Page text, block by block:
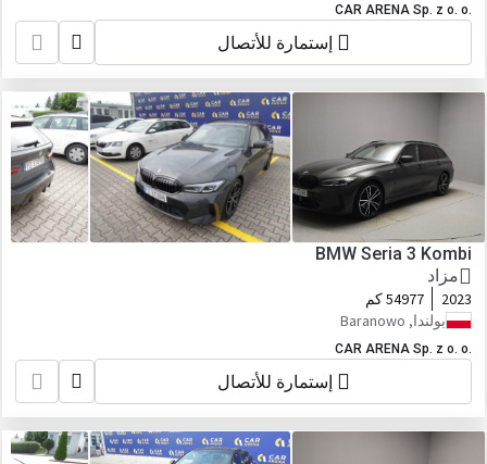
CAR ARENA Sp. z o. o.
إستمارة للأتصال
BMW Seria 3 Kombi
مزاد
2023
54977 كم
بولندا, Baranowo
CAR ARENA Sp. z o. o.
إستمارة للأتصال